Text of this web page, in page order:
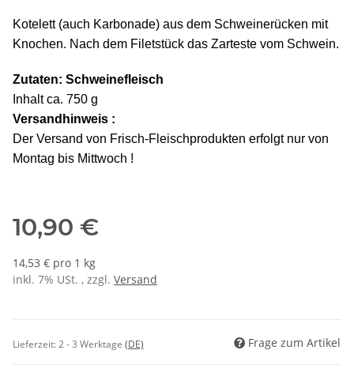
Kotelett (auch Karbonade) aus dem Schweinerücken mit
Knochen. Nach dem Filetstück das Zarteste vom Schwein.
Zutaten: Schweinefleisch
Inhalt ca. 750 g
Versandhinweis :
Der Versand von Frisch-Fleischprodukten erfolgt nur von
Montag bis Mittwoch !
10,90 €
14,53 € pro 1 kg
inkl. 7% USt. , zzgl. Versand
Lieferzeit:2 - 3 Werktage (DE) Frage zum Artikel